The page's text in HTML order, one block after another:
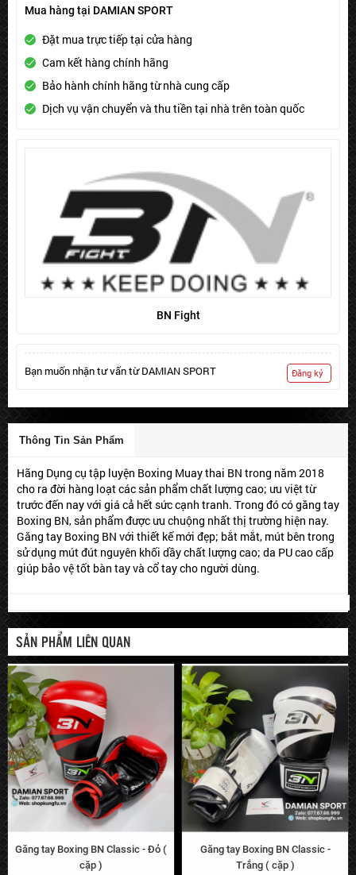
Mua hàng tại DAMIAN SPORT
Đặt mua trực tiếp tại cửa hàng
Cam kết hàng chính hãng
Bảo hành chính hãng từ nhà cung cấp
Dịch vụ vận chuyển và thu tiền tại nhà trên toàn quốc
BN Fight
Bạn muốn nhận tư vấn từ DAMIAN SPORT Đăng ký
Thông Tin Sản Phẩm
Hãng Dụng cụ tập luyện Boxing Muay thai BN trong năm 2018
cho ra đời hàng loạt các sản phẩm chất lượng cao; ưu việt từ
trước đến nay với giá cả hết sức cạnh tranh. Trong đó có găng tay
Boxing BN, sản phẩm được ưu chuộng nhất thị trường hiện nay.
Găng tay Boxing BN với thiết kế mới đẹp; bắt mắt, mút bên trong
sử dụng mút đút nguyên khối dầy chất lượng cao; da PU cao cấp
giúp bảo vệ tốt bàn tay và cổ tay cho người dùng.
SẢN PHẨM LIÊN QUAN
Găng tay Boxing BN Classic - Đỏ (
cặp )
Găng tay Boxing BN Classic -
Trắng ( cặp )